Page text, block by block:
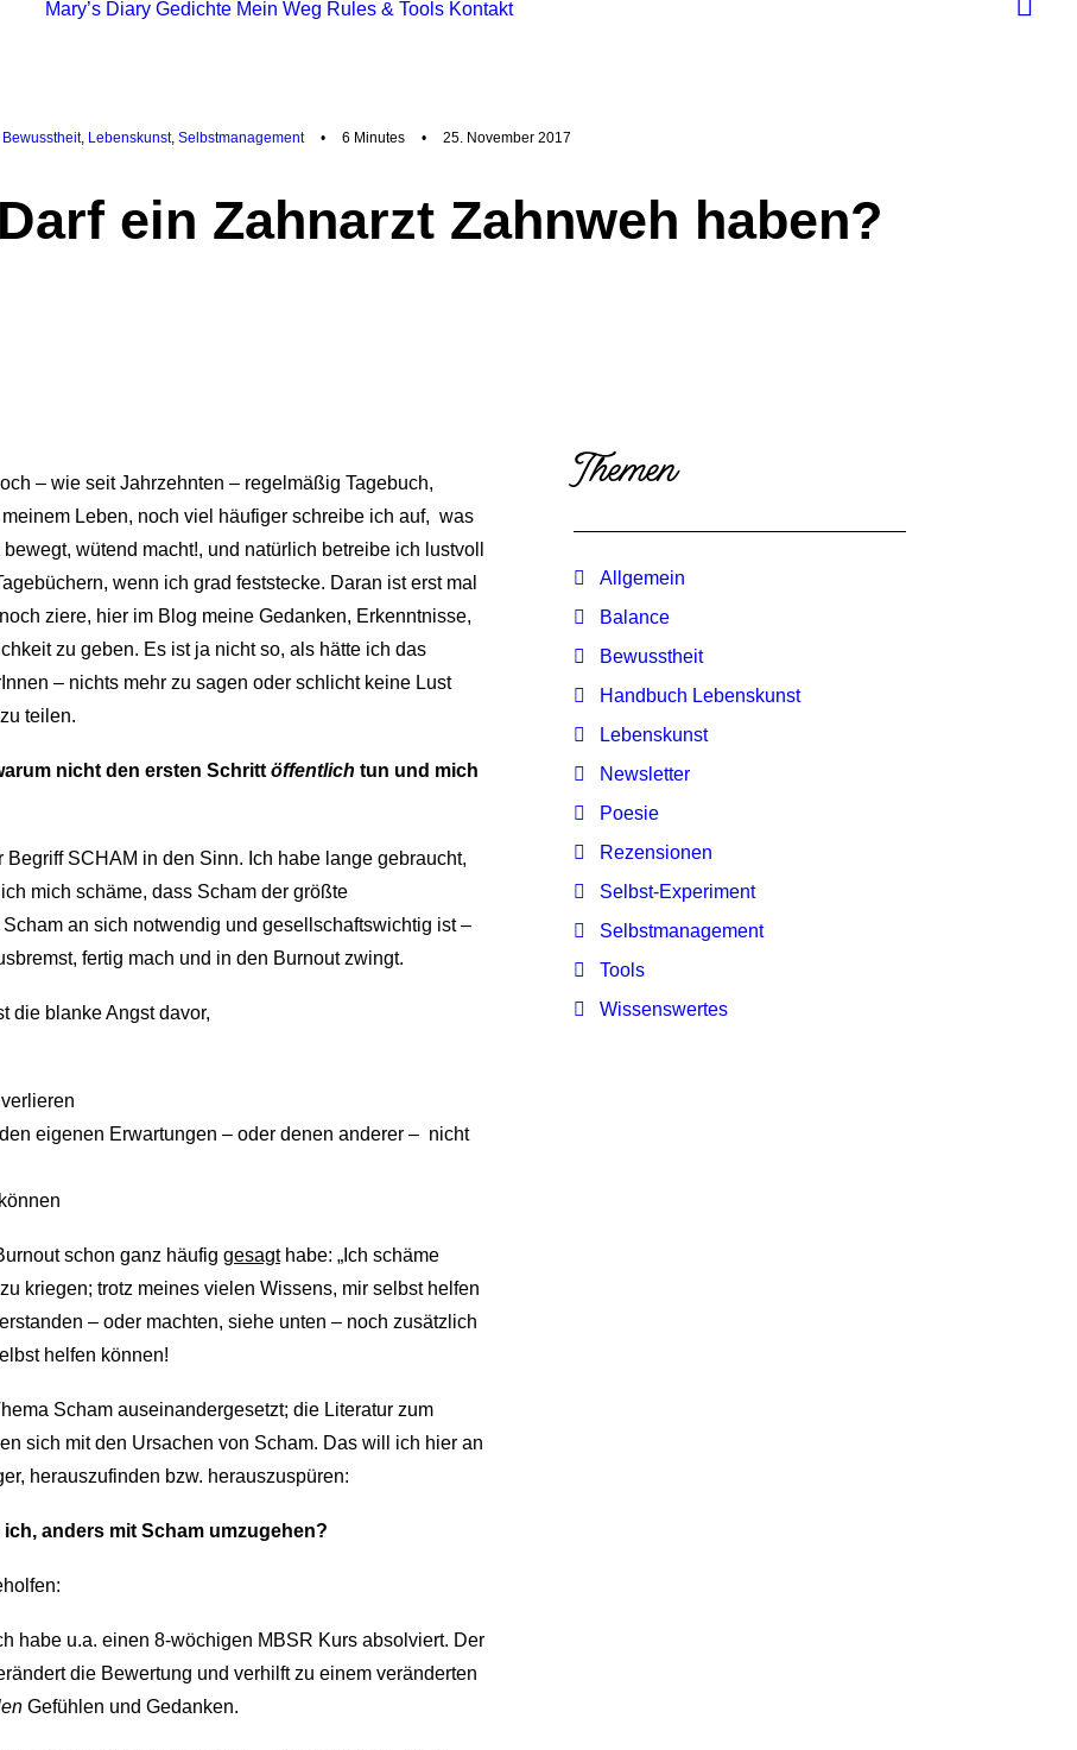
Mary’s Diary Gedichte Mein Weg Rules & Tools Kontakt
Bewusstheit, Lebenskunst,Selbstmanagement • 6 Minutes • 25. November 2017
ein Zahnarzt Zahnweh haben?
– wie seit Jahrzehnten – regelmäßig Tagebuch,
Leben, noch viel häufiger schreibe ich auf, was
wütend macht!, und natürlich betreibe ich lustvoll
wenn ich grad feststecke. Daran ist erst mal
ziere, hier im Blog meine Gedanken, Erkenntnisse,
zu geben. Es ist ja nicht so, als hätte ich das
– nichts mehr zu sagen oder schlicht keine Lust
teilen.
nicht den ersten Schritt öffentlich tun und mich
SCHAM in den Sinn. Ich habe lange gebraucht,
ich mich schäme, dass Scham der größte
an sich notwendig und gesellschaftswichtig ist –
fertig mach und in den Burnout zwingt.
die blanke Angst davor,
eigenen Erwartungen – oder denen anderer – nicht
schon ganz häufig gesagthabe: „Ich schäme
kriegen; trotz meines vielen Wissens, mir selbst helfen
– oder machten, siehe unten – noch zusätzlich
helfen können!
Scham auseinandergesetzt; die Literatur zum
sich mit den Ursachen von Scham. Das will ich hier an
herauszufinden bzw. herauszuspüren:
anders mit Scham umzugehen?
habe u.a. einen 8-wöchigen MBSR Kurs absolviert. Der
die Bewertung und verhilft zu einem veränderten
Gefühlen und Gedanken.
Themen
Allgemein
Balance
Bewusstheit
Handbuch Lebenskunst
Lebenskunst
Newsletter
Poesie
Rezensionen
Selbst-Experiment
Selbstmanagement
Tools
Wissenswertes